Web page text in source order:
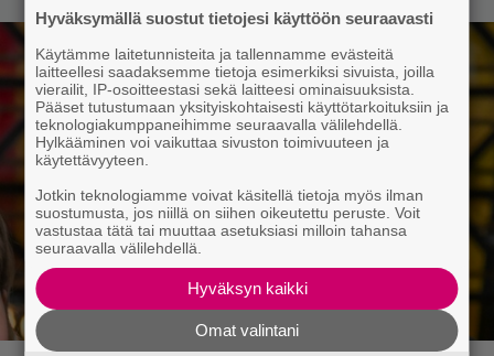
Hyväksymällä suostut tietojesi käyttöön seuraavasti
Käytämme laitetunnisteita ja tallennamme evästeitä
laitteellesi saadaksemme tietoja esimerkiksi sivuista, joilla
vierailit, IP-osoitteestasi sekä laitteesi ominaisuuksista.
Pääset tutustumaan yksityiskohtaisesti käyttötarkoituksiin ja
teknologiakumppaneihimme seuraavalla välilehdellä.
Hylkääminen voi vaikuttaa sivuston toimivuuteen ja
käytettävyyteen.
Jotkin teknologiamme voivat käsitellä tietoja myös ilman
suostumusta, jos niillä on siihen oikeutettu peruste. Voit
vastustaa tätä tai muuttaa asetuksiasi milloin tahansa
seuraavalla välilehdellä.
Hyväksyn kaikki
Omat valintani